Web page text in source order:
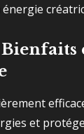
et